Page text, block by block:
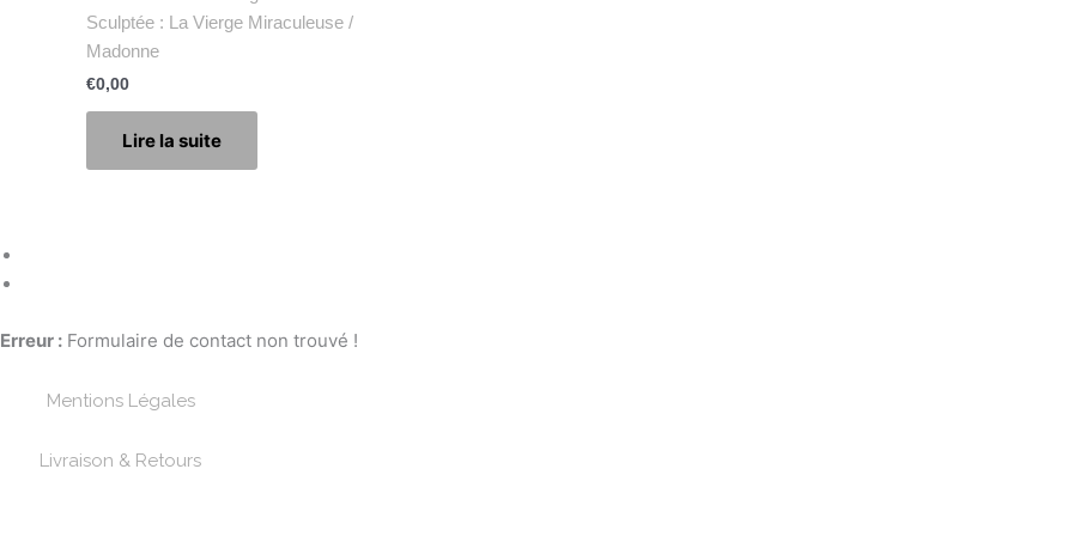
Sculptée : La Vierge Miraculeuse /
Madonne
€0,00
Lire la suite
Erreur : Formulaire de contact non trouvé !
Mentions Légales
Livraison & Retours